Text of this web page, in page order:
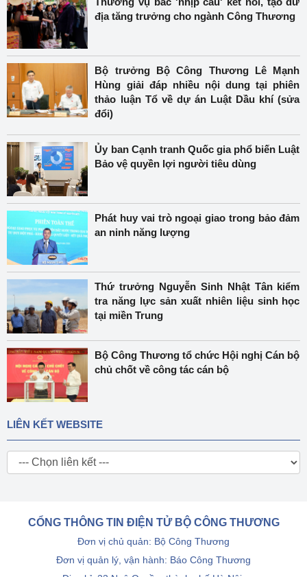
địa tăng trưởng cho ngành Công Thương
Bộ trưởng Bộ Công Thương Lê Mạnh
Hùng giải đáp nhiều nội dung tại phiên
thảo luận Tổ về dự án Luật Dầu khí (sửa
đổi)
Ủy ban Cạnh tranh Quốc gia phổ biến Luật
Bảo vệ quyền lợi người tiêu dùng
Phát huy vai trò ngoại giao trong bảo đảm
an ninh năng lượng
Thứ trưởng Nguyễn Sinh Nhật Tân kiểm
tra năng lực sản xuất nhiên liệu sinh học
tại miền Trung
Bộ Công Thương tổ chức Hội nghị Cán bộ
chủ chốt về công tác cán bộ
LIÊN KẾT WEBSITE
CỔNG THÔNG TIN ĐIỆN TỬ BỘ CÔNG THƯƠNG
Đơn vị chủ quản: Bộ Công Thương
Đơn vị quản lý, vận hành: Báo Công Thương